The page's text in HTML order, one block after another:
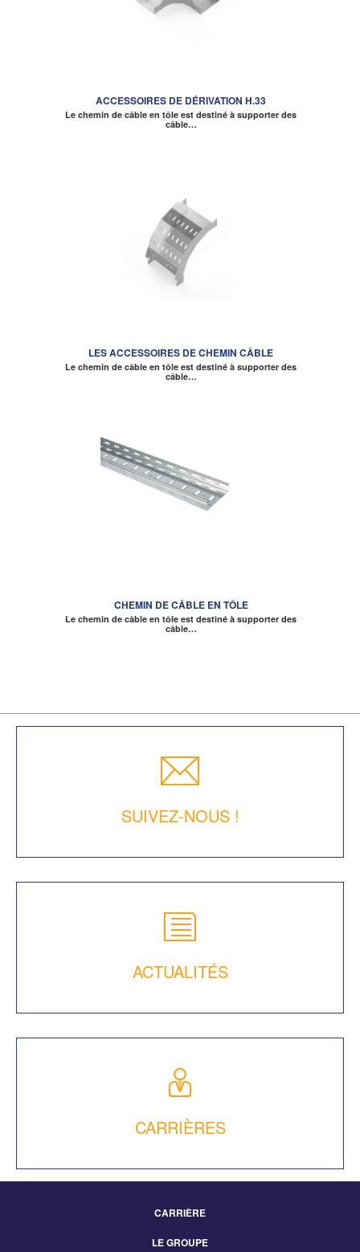
ACCESSOIRES DE DÉRIVATION H.33
Le chemin de câble en tôle est destiné à supporter des
câble…
LES ACCESSOIRES DE CHEMIN CÂBLE
Le chemin de câble en tôle est destiné à supporter des
câble…
CHEMIN DE CÂBLE EN TÔLE
Le chemin de câble en tôle est destiné à supporter des
câble…
SUIVEZ-NOUS !
ACTUALITÉS
CARRIÈRES
CARRIÈRE
LE GROUPE